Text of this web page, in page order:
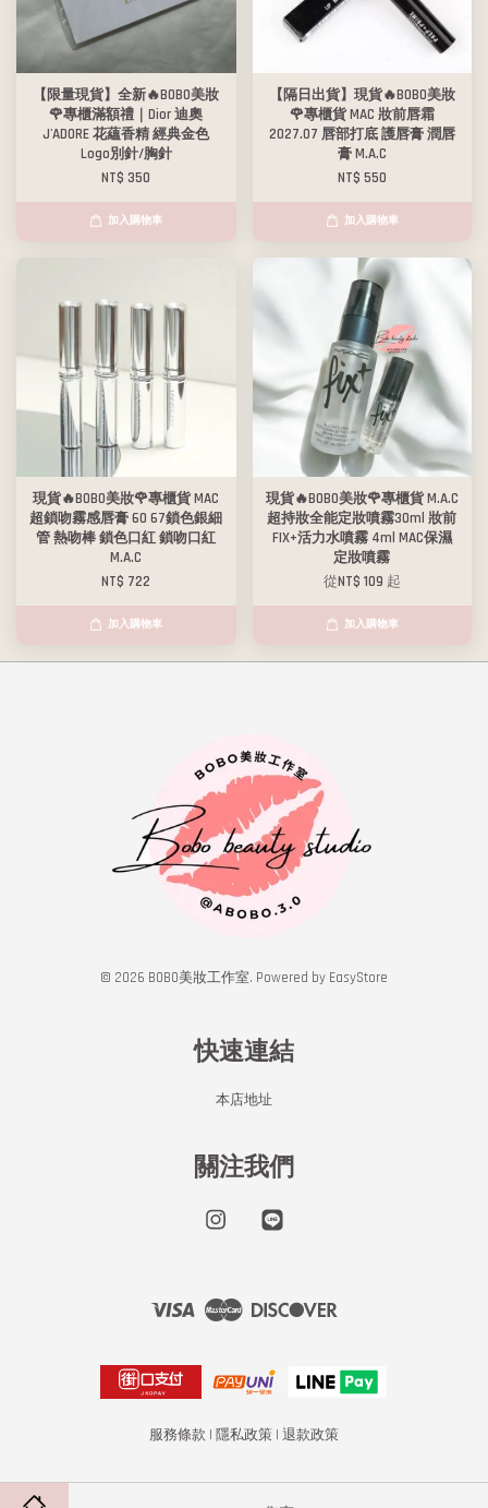
【限量現貨】全新🔥BOBO美妝
🌹專櫃滿額禮｜Dior 迪奧
J'ADORE 花蘊香精 經典金色
Logo別針/胸針
NT$ 350
加入購物車
【隔日出貨】現貨🔥BOBO美妝
🌹專櫃貨 MAC 妝前唇霜
2027.07 唇部打底 護唇膏 潤唇
膏 M.A.C
NT$ 550
加入購物車
現貨🔥BOBO美妝🌹專櫃貨 MAC
超鎖吻霧感唇膏 60 67鎖色銀細
管 熱吻棒 鎖色口紅 鎖吻口紅
M.A.C
NT$ 722
加入購物車
現貨🔥BOBO美妝🌹專櫃貨 M.A.C
超持妝全能定妝噴霧30ml 妝前
FIX+活力水噴霧 4ml MAC保濕
定妝噴霧
從NT$ 109 起
加入購物車
© 2026 BOBO美妝工作室. Powered by EasyStore
快速連結
本店地址
關注我們
Instagram
Visa Master
服務條款 | 隱私政策 | 退款政策